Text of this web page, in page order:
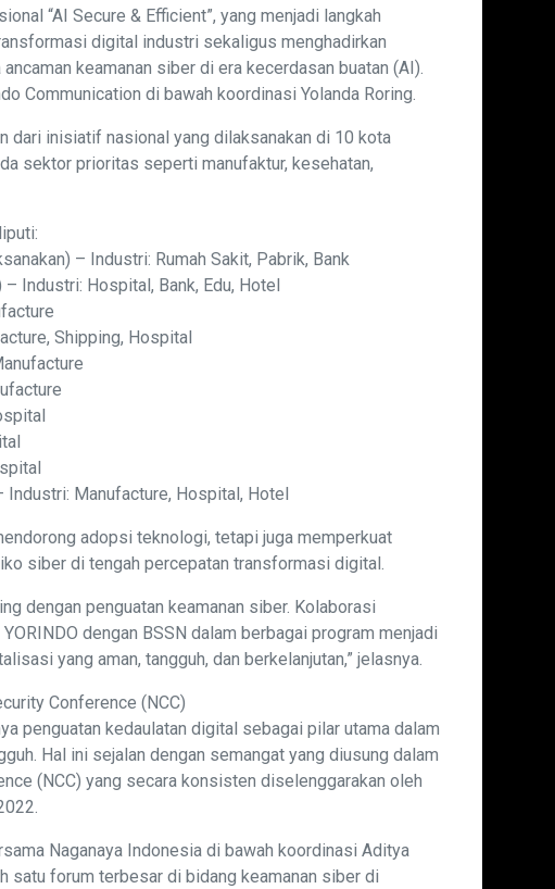
“AI Secure & Efficient”, yang menjadi langkah
digital industri sekaligus menghadirkan
keamanan siber di era kecerdasan buatan (AI).
Communication di bawah koordinasi Yolanda Roring.
dari inisiatif nasional yang dilaksanakan di 10 kota
sektor prioritas seperti manufaktur, kesehatan,
– Industri: Rumah Sakit, Pabrik, Bank
Industri: Hospital, Bank, Edu, Hotel
Shipping, Hospital
Industri: Manufacture, Hospital, Hotel
adopsi teknologi, tetapi juga memperkuat
siber di tengah percepatan transformasi digital.
dengan penguatan keamanan siber. Kolaborasi
dengan BSSN dalam berbagai program menjadi
yang aman, tangguh, dan berkelanjutan,” jelasnya.
Conference (NCC)
penguatan kedaulatan digital sebagai pilar utama dalam
Hal ini sejalan dengan semangat yang diusung dalam
(NCC) yang secara konsisten diselenggarakan oleh
Naganaya Indonesia di bawah koordinasi Aditya
satu forum terbesar di bidang keamanan siber di